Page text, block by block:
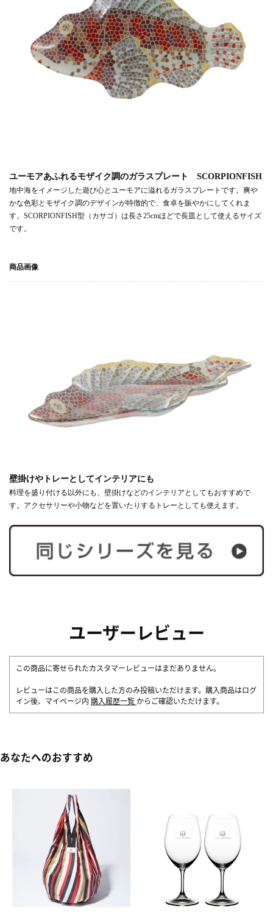
ユーモアあふれるモザイク調のガラスプレート SCORPIONFISH
地中海をイメージした遊び心とユーモアに溢れるガラスプレートです。爽や
かな色彩とモザイク調のデザインが特徴的で、食卓を賑やかにしてくれま
す。SCORPIONFISH型（カサゴ）は長さ25cmほどで長皿として使えるサイズ
です。
商品画像
壁掛けやトレーとしてインテリアにも
料理を盛り付ける以外にも、壁掛けなどのインテリアとしてもおすすめで
す。アクセサリーや小物などを置いたりするトレーとしても使えます。
ユーザーレビュー
この商品に寄せられたカスタマーレビューはまだありません。
レビューはこの商品を購入した方のみ投稿いただけます。購入商品はログ
イン後、マイページ内 購入履歴一覧 からご確認いただけます。
あなたへのおすすめ